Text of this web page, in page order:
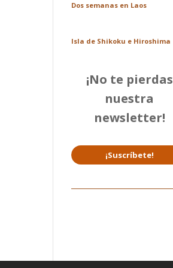
Dos semanas en Laos
Isla de Shikoku e Hiroshima
¡No te pierdas
nuestra
newsletter!
¡Suscríbete!